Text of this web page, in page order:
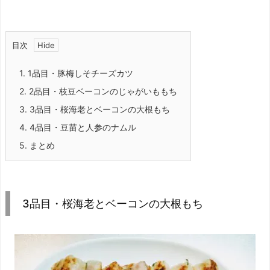
目次
1. 1品目・豚梅しそチーズカツ
2. 2品目・枝豆ベーコンのじゃがいももち
3. 3品目・桜海老とベーコンの大根もち
4. 4品目・豆苗と人参のナムル
5. まとめ
3品目・桜海老とベーコンの大根もち